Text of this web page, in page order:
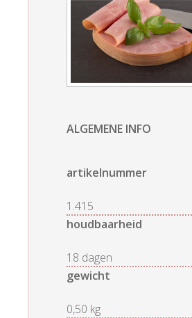
ALGEMENE INFO
artikelnummer
1.415
houdbaarheid
18 dagen
gewicht
0,50 kg